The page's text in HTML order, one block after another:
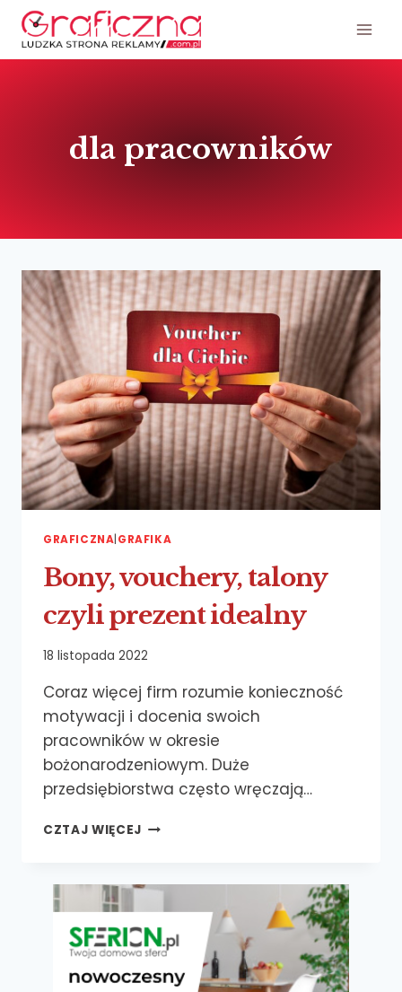
Przejdź
treści
dla pracowników
GRAFICZNA GRAFIKA
Bony, vouchery, talony
czyli prezent idealny
18 listopada 2022
Coraz więcej firm rozumie konieczność
motywacji i docenia swoich
pracowników w okresie
bożonarodzeniowym. Duże
przedsiębiorstwa często wręczają…
CZTAJ WIĘCEJ BONY,
CZYLI